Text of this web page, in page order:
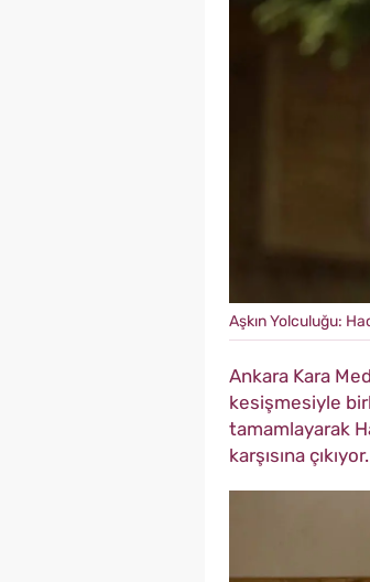
Aşkın Yolculuğu:
Ankara Kara
kesişmesiyle
tamamlayarak
karşısına çıkıyor.